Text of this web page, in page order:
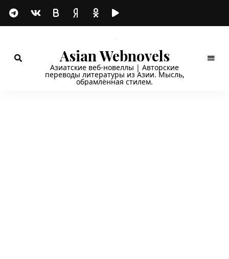
Asian Webnovels
Азиатские веб-новеллы | Авторские
переводы литературы из Азии. Мысль,
обрамлённая стилем.